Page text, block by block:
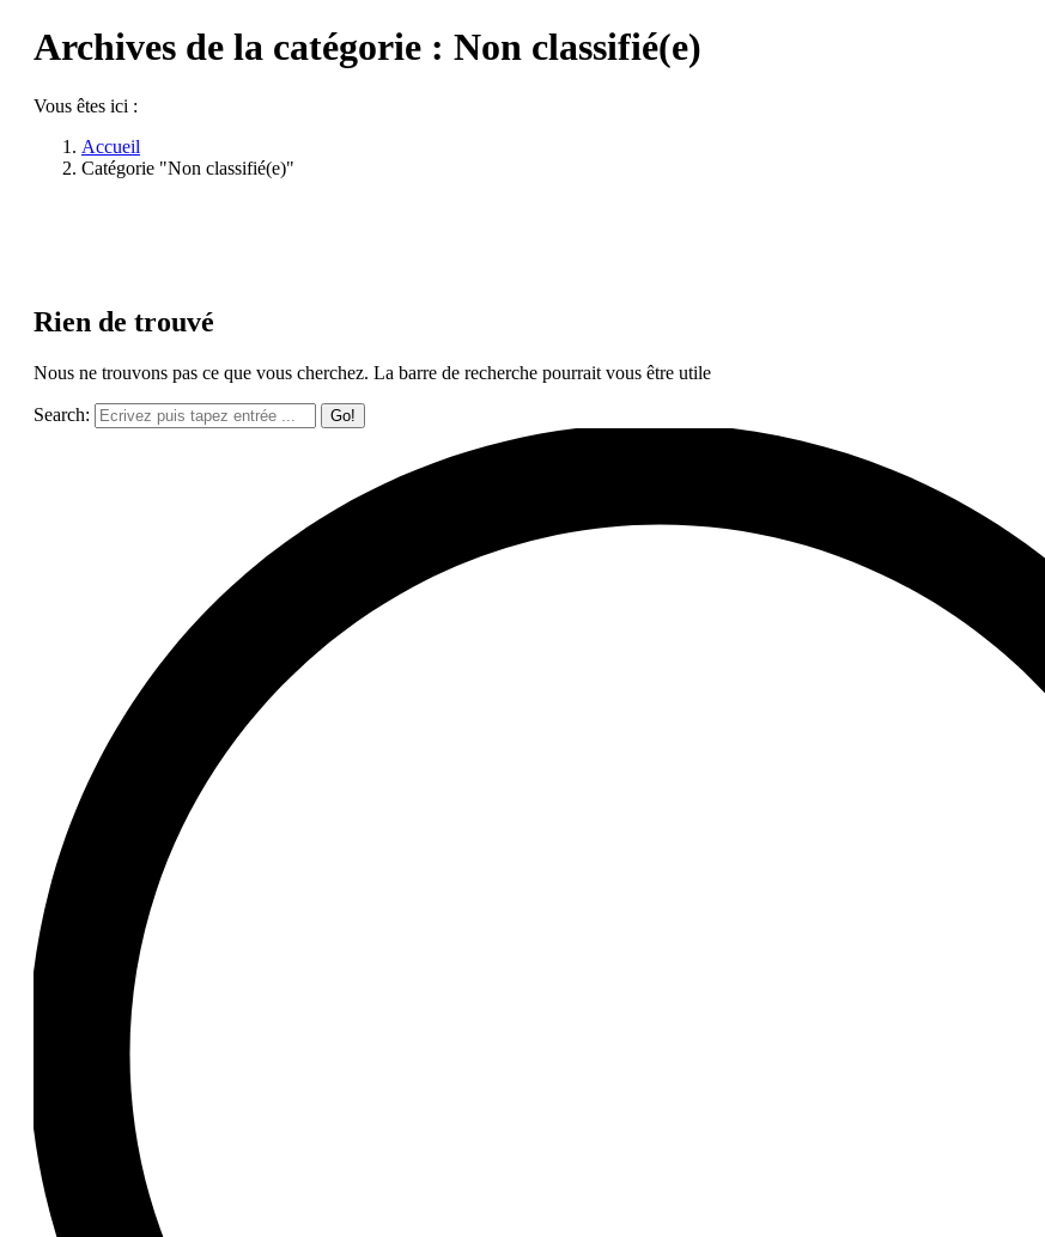
Archives de la catégorie : Non classifié(e)
Vous êtes ici :
Accueil
Catégorie "Non classifié(e)"
Rien de trouvé
Nous ne trouvons pas ce que vous cherchez. La barre de recherche pourrait vous être utile
Search: